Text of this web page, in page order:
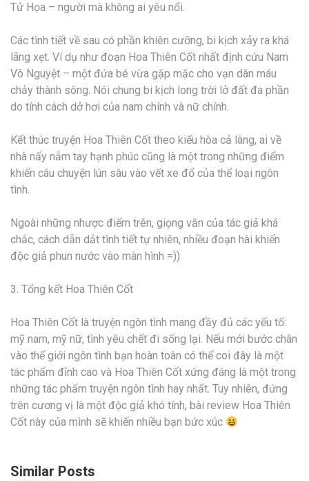
Tử Họa – người mà không ai yêu nổi.
Các tình tiết về sau có phần khiên cưỡng, bi kịch xảy ra khá
lãng xẹt. Ví dụ như đoạn Hoa Thiên Cốt nhất định cứu Nam
Vô Nguyệt – một đứa bé vừa gặp mặc cho vạn dân máu
chảy thành sông. Nói chung bi kịch long trời lở đất đa phần
do tính cách dở hơi của nam chính và nữ chính.
Kết thúc truyện Hoa Thiên Cốt theo kiểu hòa cả làng, ai về
nhà nấy nắm tay hạnh phúc cũng là một trong những điểm
khiến câu chuyện lún sâu vào vết xe đổ của thể loại ngôn
tình.
Ngoài những nhược điểm trên, giọng văn của tác giả khá
chắc, cách dẫn dắt tình tiết tự nhiên, nhiều đoạn hài khiến
độc giả phun nước vào màn hình =))
3. Tổng kết Hoa Thiên Cốt
Hoa Thiên Cốt là truyện ngôn tình mang đầy đủ các yếu tố:
mỹ nam, mỹ nữ, tình yêu chết đi sống lại. Nếu mới bước chân
vào thế giới ngôn tình bạn hoàn toàn có thể coi đây là một
tác phẩm đỉnh cao và Hoa Thiên Cốt xứng đáng là một trong
những tác phẩm truyện ngôn tình hay nhất. Tuy nhiên, đứng
trên cương vị là một độc giả khó tính, bài review Hoa Thiên
Cốt này của mình sẽ khiến nhiều bạn bức xúc
Similar Posts